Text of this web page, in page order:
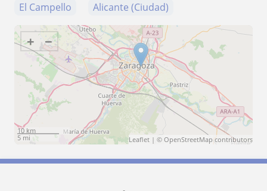
El Campello
Alicante (Ciudad)
+ −
10 km
5 mi
Leaflet | © OpenStreetMap contributors